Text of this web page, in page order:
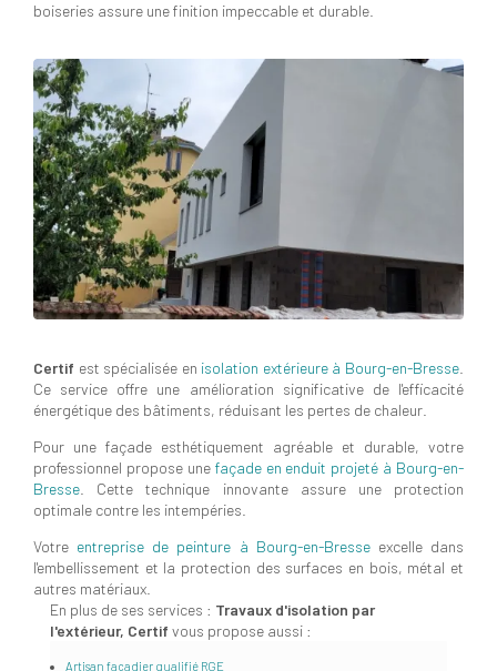
boiseries assure une finition impeccable et durable.
Certif est spécialisée en isolation extérieure à Bourg-en-Bresse
Ce service offre une amélioration significative de l'efficacité
énergétique des bâtiments, réduisant les pertes de chaleur.
Pour une façade esthétiquement agréable et durable, votre
professionnel propose une façade en enduit projeté à Bourg-en-
Bresse . Cette technique innovante assure une protection
optimale contre les intempéries.
Votre entreprise de peinture à Bourg-en-Bresseexcelle dans
l'embellissement et la protection des surfaces en bois, métal et
autres matériaux.
En plus de ses services : Travaux d'isolation par
l'extérieur, Certif vous propose aussi :
Artisan façadier qualifié RGE